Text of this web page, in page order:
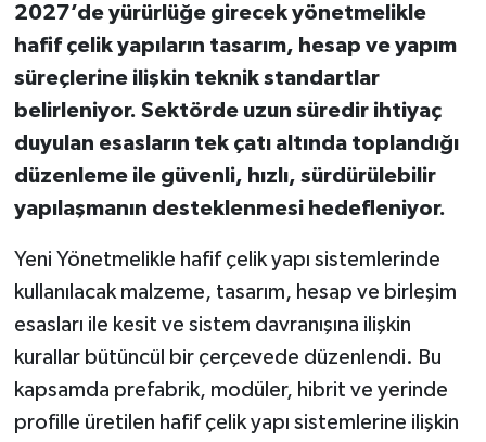
2027’de yürürlüğe girecek yönetmelikle
hafif çelik yapıların tasarım, hesap ve yapım
süreçlerine ilişkin teknik standartlar
belirleniyor. Sektörde uzun süredir ihtiyaç
duyulan esasların tek çatı altında toplandığı
düzenleme ile güvenli, hızlı, sürdürülebilir
yapılaşmanın desteklenmesi hedefleniyor.
Yeni Yönetmelikle hafif çelik yapı sistemlerinde
kullanılacak malzeme, tasarım, hesap ve birleşim
esasları ile kesit ve sistem davranışına ilişkin
kurallar bütüncül bir çerçevede düzenlendi. Bu
kapsamda prefabrik, modüler, hibrit ve yerinde
profille üretilen hafif çelik yapı sistemlerine ilişkin